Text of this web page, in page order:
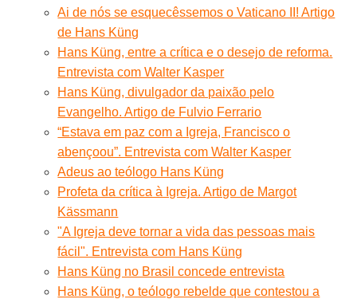
Ai de nós se esquecêssemos o Vaticano II! Artigo
de Hans Küng
Hans Küng, entre a crítica e o desejo de reforma.
Entrevista com Walter Kasper
Hans Küng, divulgador da paixão pelo
Evangelho. Artigo de Fulvio Ferrario
“Estava em paz com a Igreja, Francisco o
abençoou”. Entrevista com Walter Kasper
Adeus ao teólogo Hans Küng
Profeta da crítica à Igreja. Artigo de Margot
Kässmann
"A Igreja deve tornar a vida das pessoas mais
fácil". Entrevista com Hans Küng
Hans Küng no Brasil concede entrevista
Hans Küng, o teólogo rebelde que contestou a